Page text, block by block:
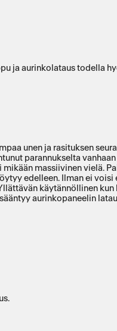
ja aurinkolataus todella
unen ja rasituksen
parannukselta
massiivinen vielä.
edelleen. Ilman ei voisi
käytännöllinen
aurinkopaneelin